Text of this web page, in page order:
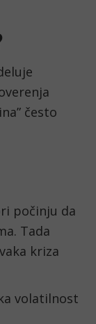
često
počinju da
Tada
kriza
volatilnost